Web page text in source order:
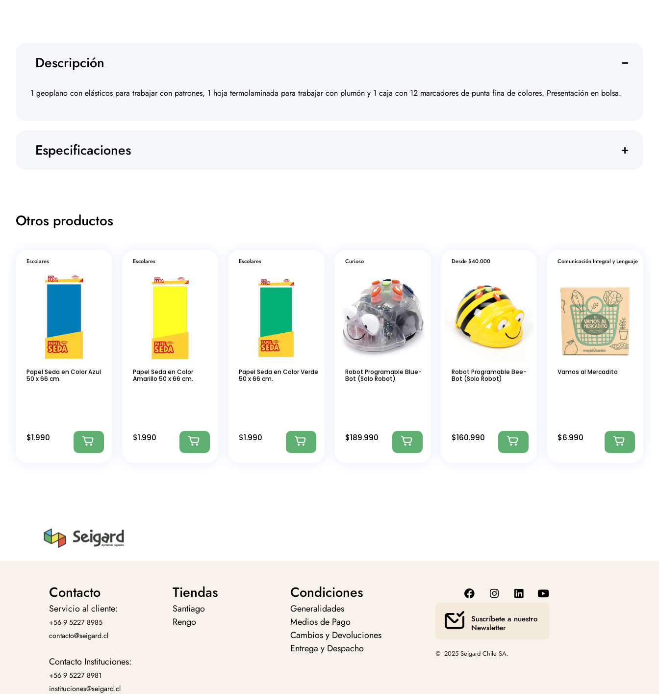
Descripción
1 geoplano con elásticos para trabajar con patrones, 1 hoja termolaminada para trabajar con plumón y 1 caja con 12 marcadores de punta fina de colores. Presentación en bolsa.
Especificaciones
Otros productos
Escolares
Papel Seda en Color Azul
50 x 66 cm.
$1.990
Escolares
Papel Seda en Color
Amarillo 50 x 66 cm.
$1.990
Escolares
Papel Seda en Color Verde
50 x 66 cm.
$1.990
Curioso
Robot Programable Blue-
Bot (Solo Robot)
$189.990
Desde $40.000
Robot Programable Bee-
Bot (Solo Robot)
$160.990
Comunicación Integral y Lenguaje
Vamos al Mercadito
$6.990
Contacto
Servicio al cliente:
+56 9 5227 8985
contacto@seigard.cl
Contacto Instituciones:
+56 9 5227 8981
instituciones@seigard.cl
Tiendas
Santiago
Rengo
Condiciones
Generalidades
Medios de Pago
Cambios y Devoluciones
Entrega y Despacho
Suscríbete a nuestro
Newsletter
© 2025 Seigard Chile SA.